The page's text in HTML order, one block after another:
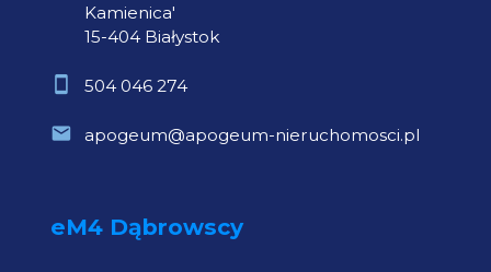
Kamienica'
15-404 Białystok
504 046 274
apogeum@apogeum-nieruchomosci.pl
eM4 Dąbrowscy